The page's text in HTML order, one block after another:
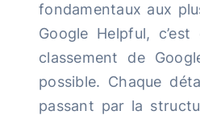
fondamentaux aux
Google Helpful,
classement de
possible. Chaque
passant par la